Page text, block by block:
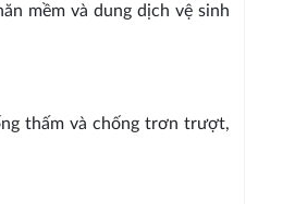
mềm và dung dịch vệ sinh
thấm và chống trơn trượt,